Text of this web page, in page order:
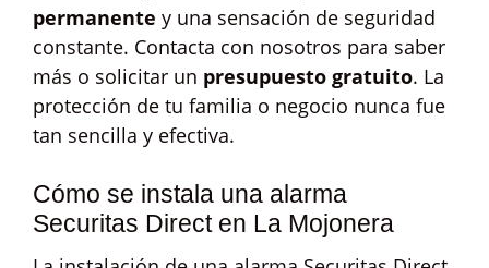
permanente y una sensación de seguridad
constante. Contacta con nosotros para saber
más o solicitar un presupuesto gratuito. La
protección de tu familia o negocio nunca fue
tan sencilla y efectiva.
Cómo se instala una alarma
Securitas Direct en La Mojonera